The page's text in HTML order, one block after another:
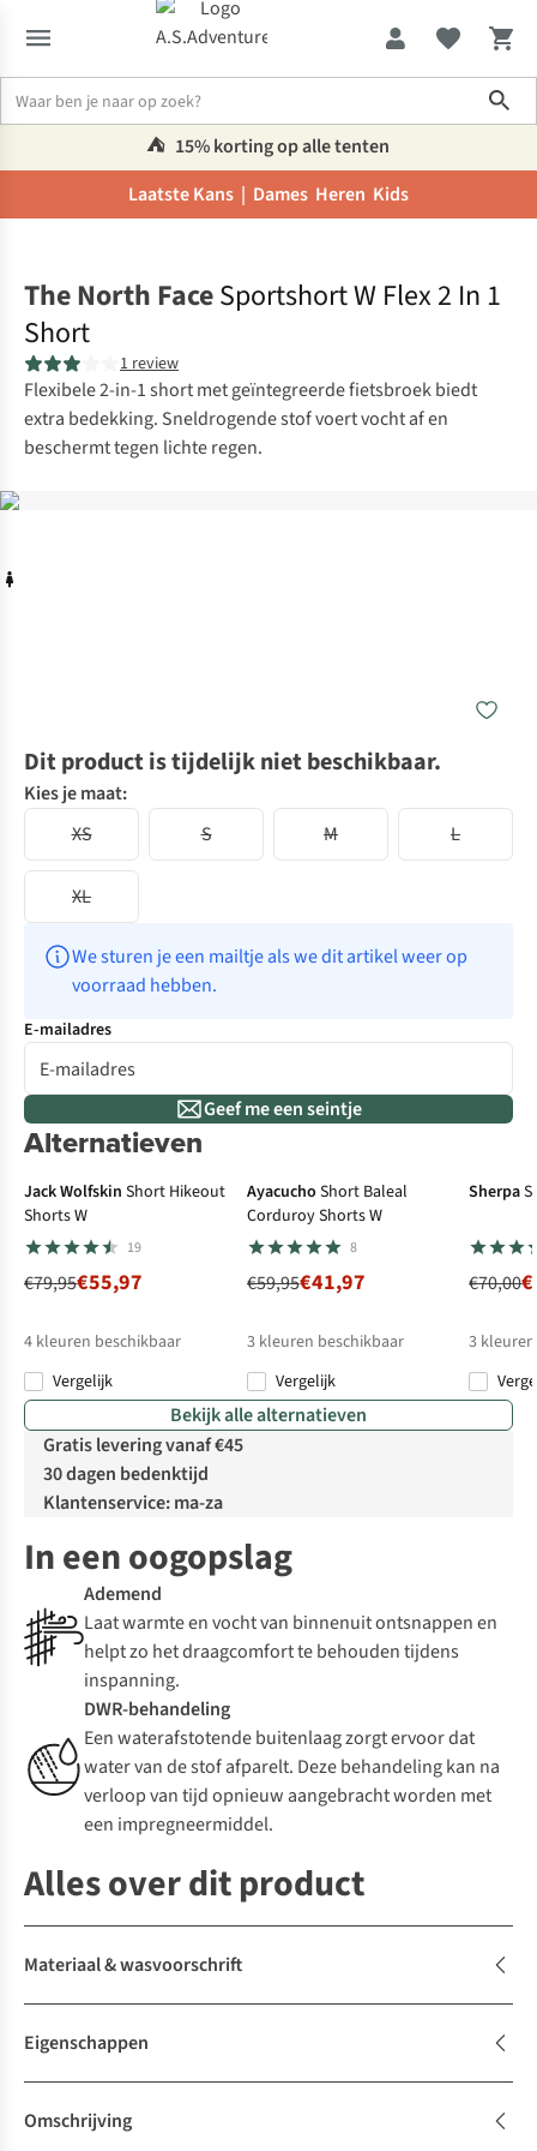
⛺️ 15% korting op alle tenten
Laatste Kans | Dames Heren Kids
The North FaceSportshort W Flex 2 In 1
Short
1 review
Flexibele 2-in-1 short met geïntegreerde fietsbroek biedt
extra bedekking. Sneldrogende stof voert vocht af en
beschermt tegen lichte regen.
Dit product is tijdelijk niet beschikbaar.
Kies je maat:
XS
S M L
XL
We sturen je een mailtje als we dit artikel weer op
voorraad hebben.
E-mailadres
Geef me een seintje
Alternatieven
-30%
Jack Wolfskin Short Hikeout
Shorts W
19
€79,95€55,97
4 kleuren beschikbaar
%
Vergelijk
Ayacucho Short Baleal
Corduroy Shorts W
8
€59,95€41,97
3 kleuren beschikbaar
%
Vergelijk
Sherpa
€70,00
3
%
%
Bekijk alle alternatieven
Gratis levering vanaf €45
30 dagen bedenktijd
Klantenservice: ma-za
In een oogopslag
Ademend
Laat warmte en vocht van binnenuit ontsnappen en
helpt zo het draagcomfort te behouden tijdens
inspanning.
DWR-behandeling
Een waterafstotende buitenlaag zorgt ervoor dat
water van de stof afparelt. Deze behandeling kan na
verloop van tijd opnieuw aangebracht worden met
een impregneermiddel.
Alles over dit product
Materiaal & wasvoorschrift
Eigenschappen
Omschrijving